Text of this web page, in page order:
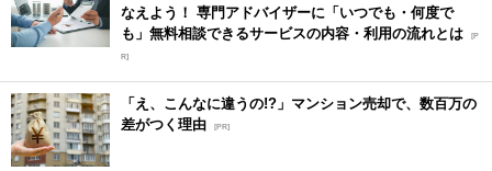
なえよう！ 専門アドバイザーに「いつでも・何度で
も」無料相談できるサービスの内容・利用の流れとは [P
R]
「え、こんなに違うの!?」マンション売却で、数百万の
差がつく理由 [PR]